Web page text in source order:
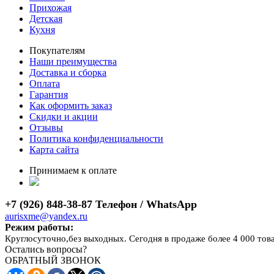
Прихожая
Детская
Кухня
Покупателям
Наши преимущества
Доставка и сборка
Оплата
Гарантия
Как оформить заказ
Скидки и акции
Отзывы
Политика конфиденциальности
Карта сайта
Принимаем к оплате
+7 (926) 848-38-87 Телефон / WhatsApp
aurisxme@yandex.ru
Режим работы:
Круглосуточно,без выходных. Сегодня в продаже более 4 000
Остались вопросы?
ОБРАТНЫЙ ЗВОНОК